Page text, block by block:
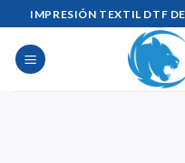
Saltar
al
contenido
IMPRESIÓN TEXTIL DTF